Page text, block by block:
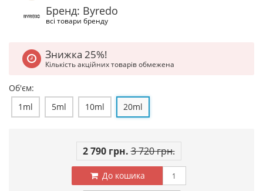
Бренд: Byredo
всі товари бренду
Знижка 25%!
Кількість акційних товарів обмежена
Об'єм:
1ml
5ml 10ml 20ml
2 790 грн. 3 720 грн.
До кошика